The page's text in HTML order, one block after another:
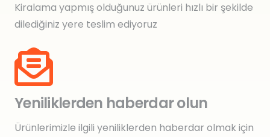
Kiralama yapmış olduğunuz ürünleri hızlı bir şekilde
dilediğiniz yere teslim ediyoruz
Yeniliklerden haberdar olun
Ürünlerimizle ilgili yeniliklerden haberdar olmak için